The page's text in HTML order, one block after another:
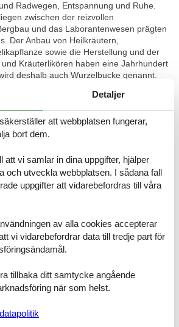
Radwegen, Entspannung und Ruhe.
zwischen der reizvollen
und das Laborantenwesen prägten
Der Anbau von Heilkräutern,
sowie die Herstellung und der
Kräuterlikören haben eine Jahrhundert
deshalb auch Wurzelbucke genannt.
Bergbaulehrpfad
nach Sosa zur Talsperre, über
Aue und Lauter, zum Auersberg über
Floßgraben entlang nach Bad Schlema
Ruh, Spirituosenmuseum, Freibad,
Schaubergwerk, Pferdegöpel und in die
in Rittersgrün
mit Adam-Ries-Museum, St.
Klingenthal und
Karlsbad mit den
Detaljer
att webbplatsen fungerar,
bort dem.
vi samlar in dina uppgifter, hjälper
och utveckla webbplatsen. I sådana fall
uppgifter att vidarebefordras till våra
av alla cookies accepterar
vi vidarebefordrar data till tredje part för
tillbaka ditt samtycke angående
när som helst.